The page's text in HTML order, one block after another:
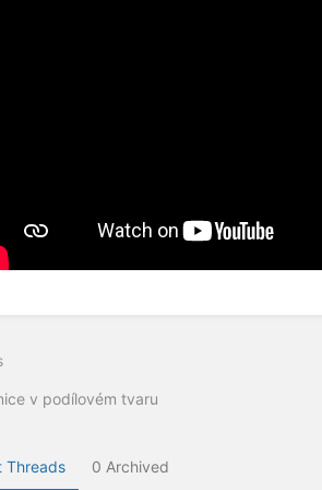
v podílovém tvaru
Threads 0 Archived